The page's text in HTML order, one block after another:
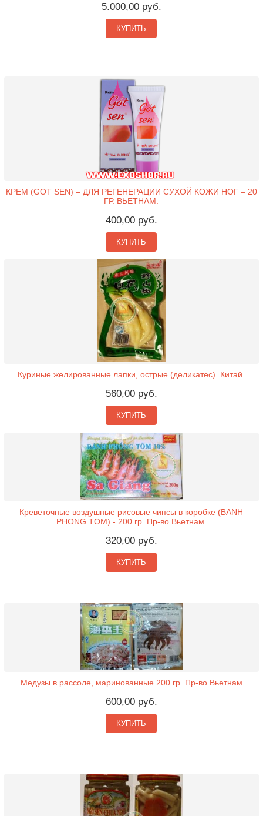
5.000,00 руб.
КУПИТЬ
КРЕМ (GOT SEN) – ДЛЯ РЕГЕНЕРАЦИИ СУХОЙ КОЖИ НОГ – 20
ГР. ВЬЕТНАМ.
400,00 руб.
КУПИТЬ
Куриные желированные лапки, острые (деликатес). Китай.
560,00 руб.
КУПИТЬ
Креветочные воздушные рисовые чипсы в коробке (BANH
PHONG TOM) - 200 гр. Пр-во Вьетнам.
320,00 руб.
КУПИТЬ
Медузы в рассоле, маринованные 200 гр. Пр-во Вьетнам
600,00 руб.
КУПИТЬ